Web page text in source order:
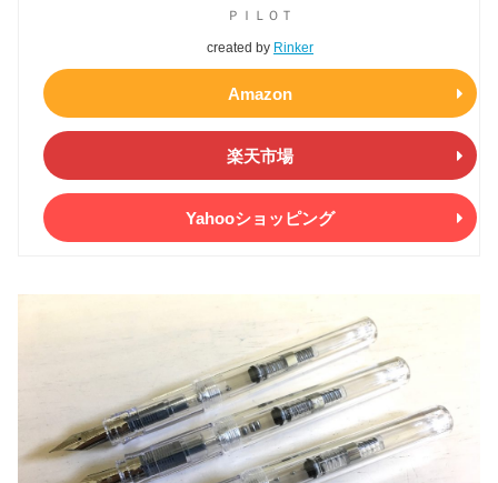
created by Rinker
ＰＩＬＯＴ
Amazon
楽天市場
Yahooショッピング